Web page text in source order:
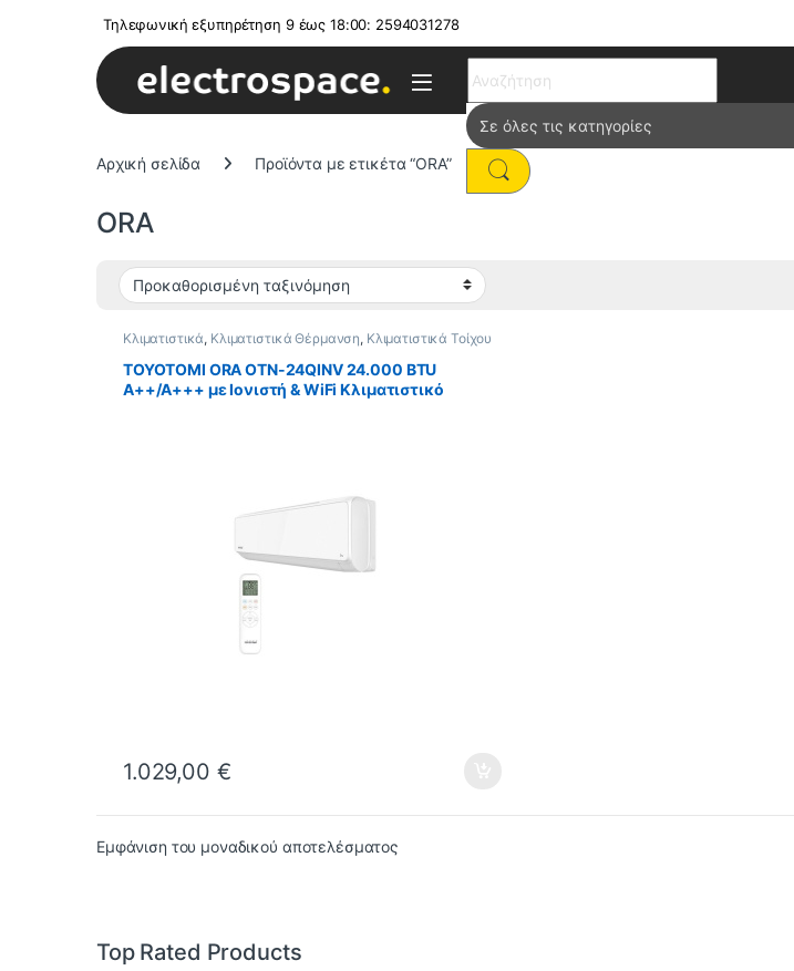
Τηλεφωνική εξυπηρέτηση 9 έως 18:00: 2594031278
Αρχική σελίδα Προϊόντα με ετικέτα “ORA”
ORA
Κλιματιστικά, Κλιματιστικά Θέρμανση, Κλιματιστικά Τοίχου
TOYOTOMI ORA OTN-24QINV 24.000 BTU
A++/A+++ με Ιονιστή & WiFi Κλιματιστικό
1.029,00 €
Εμφάνιση του μοναδικού αποτελέσματος
Top Rated Products